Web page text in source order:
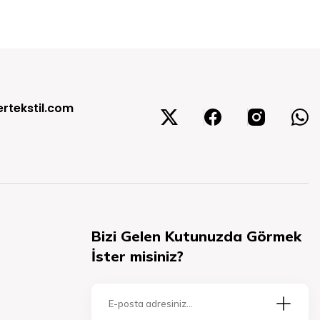
Bizi Gelen Kutunuzda Görmek
İster misiniz?